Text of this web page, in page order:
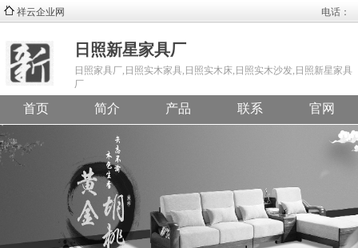
祥云企业网 电话：
日照新星家具厂
日照家具厂,日照实木家具,日照实木床,日照实木沙发,日照新星家具
厂
首页 简介 产品 联系 官网